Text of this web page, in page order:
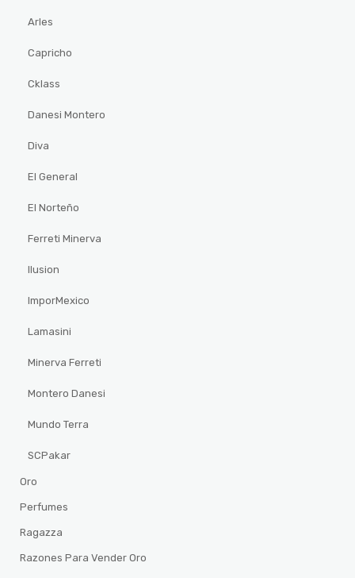
Arles
Capricho
Cklass
Danesi Montero
Diva
El General
El Norteño
Ferreti Minerva
Ilusion
ImporMexico
Lamasini
Minerva Ferreti
Montero Danesi
Mundo Terra
SCPakar
Oro
Perfumes
Ragazza
Razones Para Vender Oro